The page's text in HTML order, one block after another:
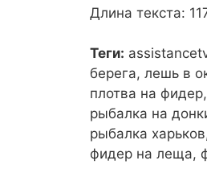
Длина текста:
Теги:
берега, лешь в
плотва на
рыбалка на
рыбалка
фидер на леща,